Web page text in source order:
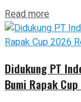
Read more
Didukung PT
Bumi Rapak